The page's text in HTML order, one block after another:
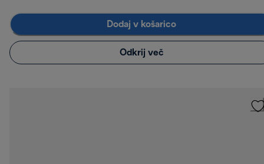
Dodaj v košarico
Odkrij več